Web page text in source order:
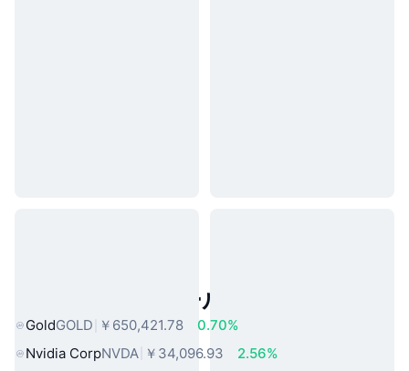
人気のリアルワールドアセット
GoldGOLD ￥650,421.78
0.70%
Nvidia CorpNVDA ￥34,096.93
2.56%